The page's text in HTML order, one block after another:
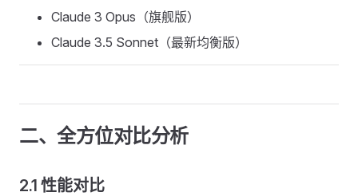
Claude 3 Opus（旗舰版）
Claude 3.5 Sonnet（最新均衡版）
二、全方位对比分析
2.1 性能对比